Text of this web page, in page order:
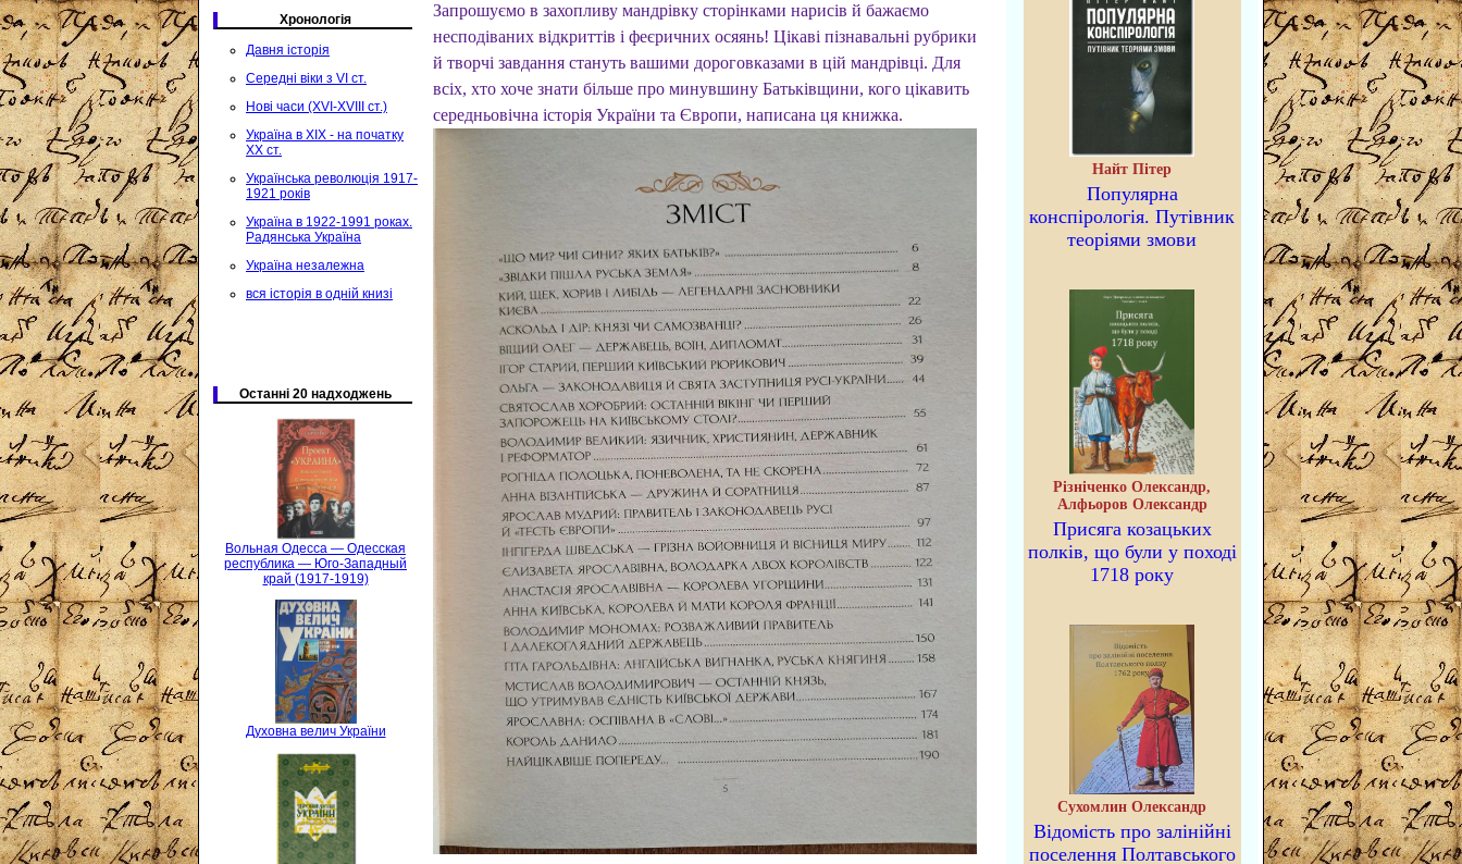
Хронологія
Давня історія
Середні віки з VI ст.
Нові часи (XVI-XVIII ст.)
Україна в XIX - на початку
XX ст.
Українська революція 1917-
1921 років
Україна в 1922-1991 роках.
Радянська Україна
Україна незалежна
вся історія в одній книзі
Останні 20 надходжень
Вольная Одесса — Одесская
республика — Юго-Западный
край (1917-1919)
Духовна велич України
Запрошуємо в захопливу мандрівку сторінками нарисів й бажаємо
несподіваних відкриттів і феєричних осяянь! Цікаві пізнавальні рубрики
й творчі завдання стануть вашими дороговказами в цій мандрівці. Для
всіх, хто хоче знати більше про минувшину Батьківщини, кого цікавить
середньовічна історія України та Європи, написана ця книжка.
Найт Пітер
Популярна
конспірологія. Путівник
теоріями змови
Різніченко Олександр,
Алфьоров Олександр
Присяга козацьких
полків, що були у поході
1718 року
Сухомлин Олександр
Відомість про залінійні
поселення Полтавського